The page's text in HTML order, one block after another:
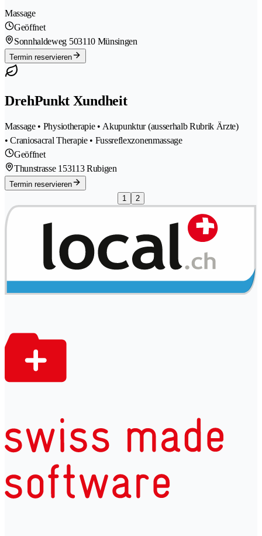
Massage
Geöffnet
Sonnhaldeweg 503110 Münsingen
Termin reservieren
DrehPunkt Xundheit
Massage • Physiotherapie • Akupunktur (ausserhalb Rubrik Ärzte)
• Craniosacral Therapie • Fussreflexzonenmassage
Geöffnet
Thunstrasse 153113 Rubigen
Termin reservieren
1
2